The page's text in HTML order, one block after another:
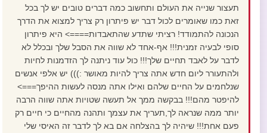
תעצור שנייה את העולם ותחשוב כמה דברים טובים יש לך בכל
זאת כמו שאומרים לכול דבר יש פיתרון רק צריך למצוא את הדרך
הנכונה להתמודד! רציתי שתדע שהתאבדות====> היא פיתרון
סופי לבעיה זמנית!!! אף-אחד לא שווה את הסבל שלך ובכלל לא
לדבר על לאבד תחיים שלך!!! כול עוד ניתנה לך הזדמנות לחיות
ולהתעורר ליום חדש אתה צריך להיות מאושר :))) יש אלפי אנשים
שנלחמים על החיים שלהם ואילו אתה מנסה לעשות ההיפך===>
להיפטר מהם!!! בבקשה ממך אל תעשה שטויות אתה שווה הרבה
יותר ממה שנראה לך,תעריך את עצמך ותהנה מהחיים כי חיים רק
פעם אחת!!! שיהיה לך בהצלחה אם בא לך לדבר זה האיסי שלי